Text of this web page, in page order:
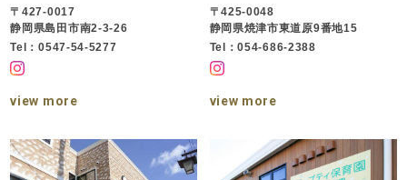
〒427-0017
静岡県島田市南2-3-26
Tel：0547-54-5277
view more
〒425-0048
静岡県焼津市東道原9番地15
Tel：054-686-2388
view more